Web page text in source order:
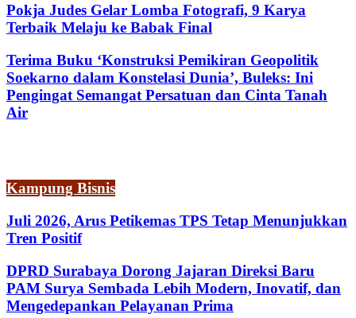
Pokja Judes Gelar Lomba Fotografi, 9 Karya
Terbaik Melaju ke Babak Final
Terima Buku ‘Konstruksi Pemikiran Geopolitik
Soekarno dalam Konstelasi Dunia’, Buleks: Ini
Pengingat Semangat Persatuan dan Cinta Tanah
Air
Kampung Bisnis
Juli 2026, Arus Petikemas TPS Tetap Menunjukkan
Tren Positif
DPRD Surabaya Dorong Jajaran Direksi Baru
PAM Surya Sembada Lebih Modern, Inovatif, dan
Mengedepankan Pelayanan Prima